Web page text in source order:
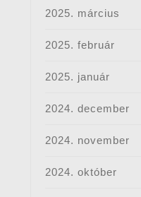
2025. március
2025. február
2025. január
2024. december
2024. november
2024. október